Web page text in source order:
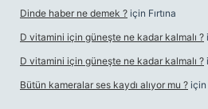
Dinde haber ne demek ? için Fırtına
D vitamini için güneşte ne kadar kalmalı ?
D vitamini için güneşte ne kadar kalmalı ?
Bütün kameralar ses kaydı alıyor mu ? için